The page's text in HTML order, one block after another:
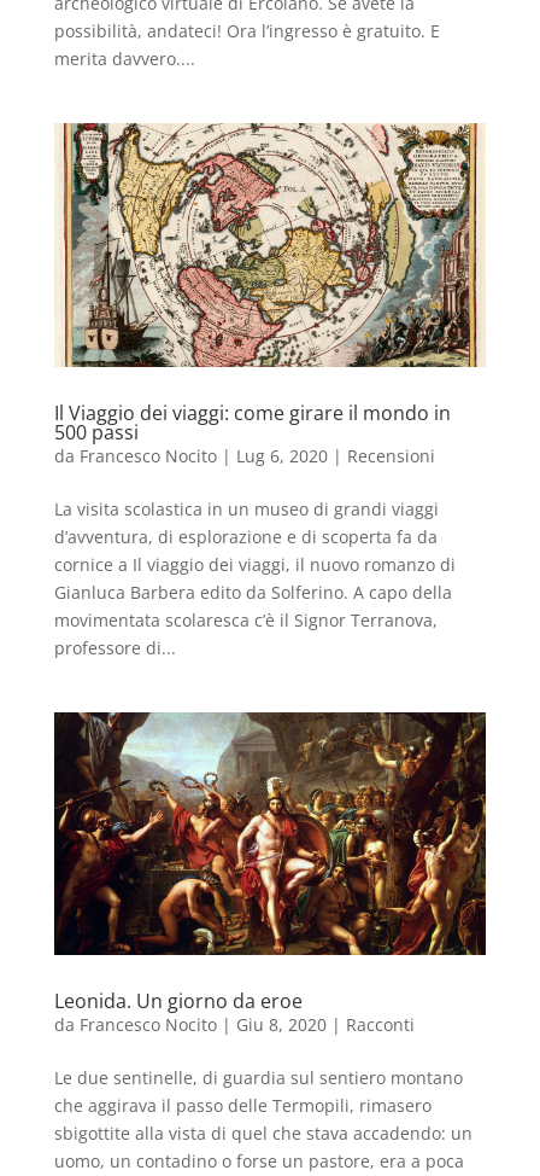
possibilità, andateci! Ora l’ingresso è gratuito. E
merita davvero....
Il Viaggio dei viaggi: come girare il mondo in
500 passi
da Francesco Nocito| Lug 6, 2020| Recensioni
La visita scolastica in un museo di grandi viaggi
d’avventura, di esplorazione e di scoperta fa da
cornice a Il viaggio dei viaggi, il nuovo romanzo di
Gianluca Barbera edito da Solferino. A capo della
movimentata scolaresca c’è il Signor Terranova,
professore di...
Leonida. Un giorno da eroe
da Francesco Nocito| Giu 8, 2020| Racconti
Le due sentinelle, di guardia sul sentiero montano
che aggirava il passo delle Termopili, rimasero
sbigottite alla vista di quel che stava accadendo: un
uomo, un contadino o forse un pastore, era a poca